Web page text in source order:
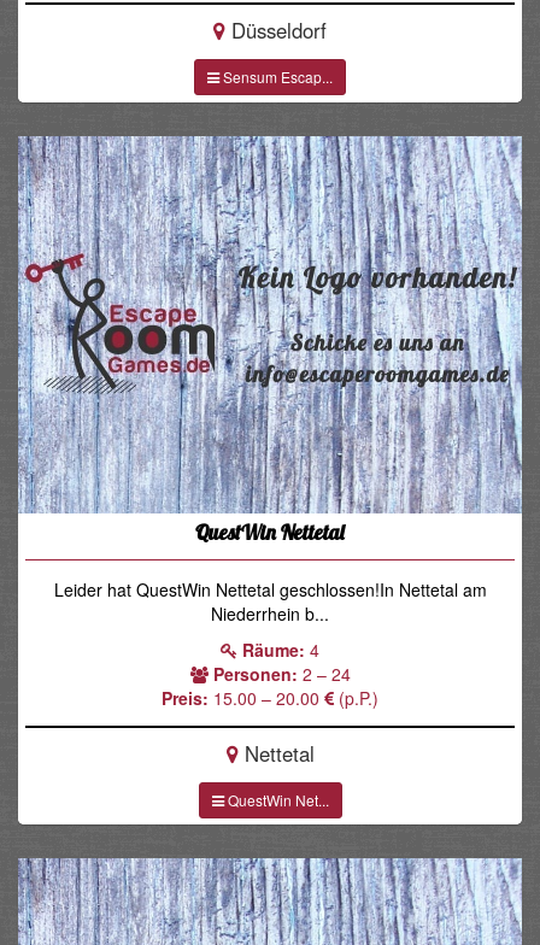
Düsseldorf
Sensum Escap...
QuestWin Nettetal
Leider hat QuestWin Nettetal geschlossen!In Nettetal am
Niederrhein b...
Räume: 4
Personen: 2 – 24
Preis: 15.00 – 20.00 (p.P.)
Nettetal
QuestWin Net...